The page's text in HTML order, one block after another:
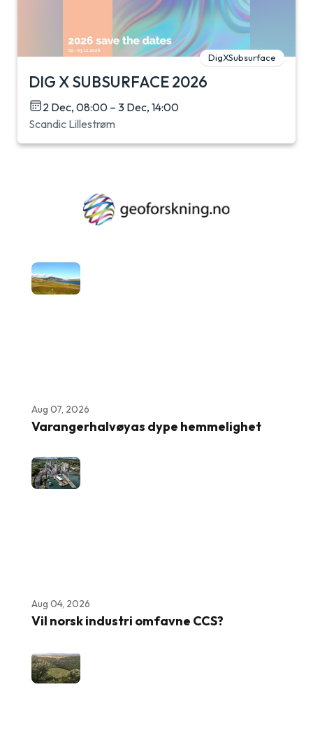
DigXSubsurface
DIG X SUBSURFACE 2026
2 Dec, 08:00 – 3 Dec, 14:00
Scandic Lillestrøm
Aug 07, 2026
Varangerhalvøyas dype hemmelighet
Aug 04, 2026
Vil norsk industri omfavne CCS?